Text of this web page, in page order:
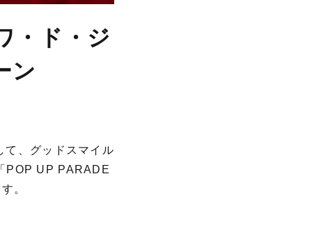
・ド・ジ
ン
、グッドスマイル
POP UP PARADE
。